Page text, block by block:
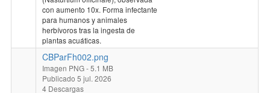
con aumento 10x. Forma infectante
para humanos y animales
herbívoros tras la ingesta de
plantas acuáticas.
CBParFh002.png
Imagen PNG- 5.1 MB
Publicado 5 jul. 2026
4 Descargas